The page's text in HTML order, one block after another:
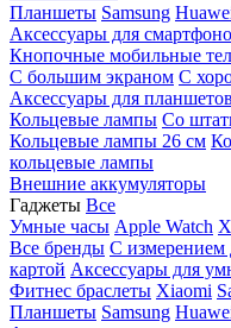
Планшеты Samsung
Аксессуары для
Кнопочные мобильные
С большим экраном С
Аксессуары для планшетов
Кольцевые лампы Со
Кольцевые лампы 26 см
кольцевые лампы
Внешние аккумуляторы
Гаджеты Все
Умные часы Apple Watch
Все бренды C измерением
картой Аксессуары для
Фитнес браслеты Xiaomi
Планшеты Samsung